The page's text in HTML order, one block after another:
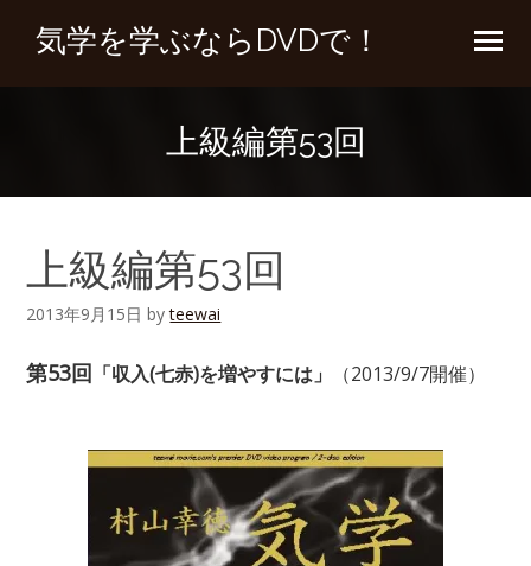
気学を学ぶならDVDで！
上級編第53回
上級編第53回
2013年9月15日 byteewai
第53回 「収入(七赤)を増やすには」 （2013/9/7開催）